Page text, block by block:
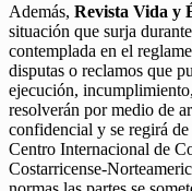
Además, Revista Vida y
situación que surja
contemplada en el
disputas o reclamos que
ejecución,
resolverán por medio de
confidencial y se regirá
Centro Internacional de
Costarricense-